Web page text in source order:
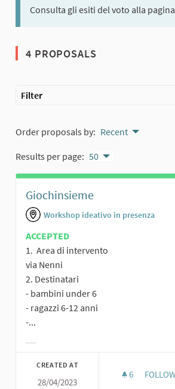
Consulta gli esiti del voto alla
4 PROPOSALS
Filter
Order proposals by: Recent
Results per page: 50
Giochinsieme
Workshop ideativo in presenza
ACCEPTED
1. Area di intervento
via Nenni
2. Destinatari
- bambini under 6
- ragazzi 6-12 anni
-...
CREATED AT
28/04/2023
6 6